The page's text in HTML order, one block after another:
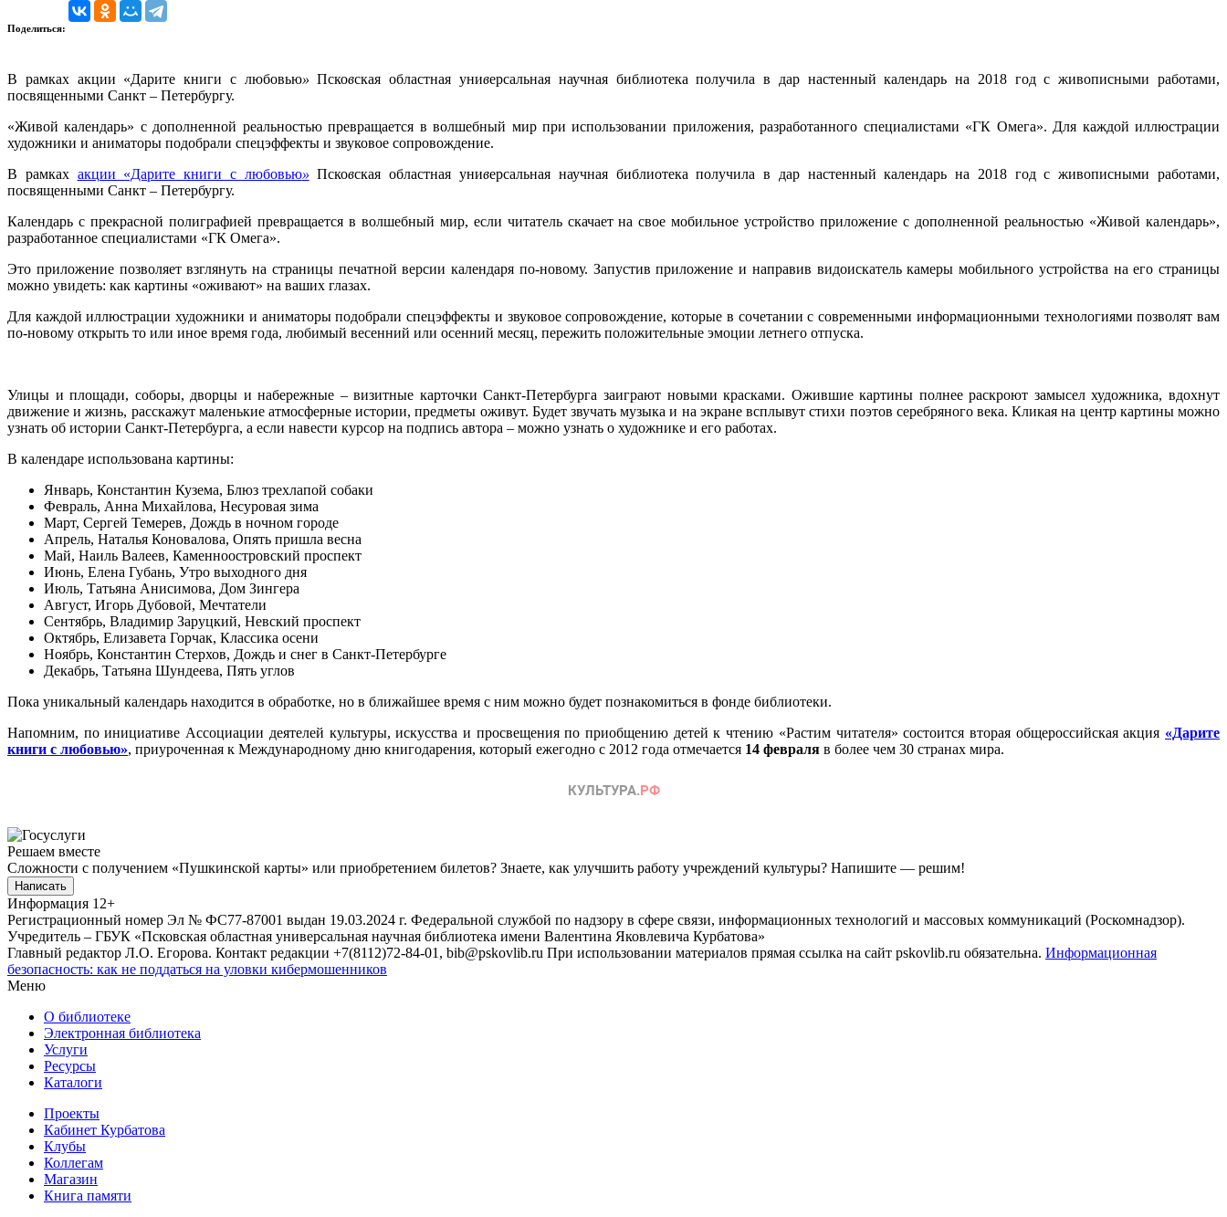
Поделиться:
В рамках акции «Дарите книги с любовью» Псковская областная универсальная научная библиотека получила в дар настенный календарь на 2018 год с живописными работами,
посвященными Санкт – Петербургу.
«Живой календарь» с дополненной реальностью превращается в волшебный мир при использовании приложения, разработанного специалистами «ГК Омега». Для каждой иллюстрации
художники и аниматоры подобрали спецэффекты и звуковое сопровождение.
В рамках акции «Дарите книги с любовью» Псковская областная универсальная научная библиотека получила в дар настенный календарь на 2018 год с живописными работами,
посвященными Санкт – Петербургу.
Календарь с прекрасной полиграфией превращается в волшебный мир, если читатель скачает на свое мобильное устройство приложение с дополненной реальностью «Живой календарь»,
разработанное специалистами «ГК Омега».
Это приложение позволяет взглянуть на страницы печатной версии календаря по-новому. Запустив приложение и направив видоискатель камеры мобильного устройства на его страницы
можно увидеть: как картины «оживают» на ваших глазах.
Для каждой иллюстрации художники и аниматоры подобрали спецэффекты и звуковое сопровождение, которые в сочетании с современными информационными технологиями позволят вам
по-новому открыть то или иное время года, любимый весенний или осенний месяц, пережить положительные эмоции летнего отпуска.
Улицы и площади, соборы, дворцы и набережные – визитные карточки Санкт-Петербурга заиграют новыми красками. Ожившие картины полнее раскроют замысел художника, вдохнут
движение и жизнь, расскажут маленькие атмосферные истории, предметы оживут. Будет звучать музыка и на экране всплывут стихи поэтов серебряного века. Кликая на центр картины можно
узнать об истории Санкт-Петербурга, а если навести курсор на подпись автора – можно узнать о художнике и его работах.
В календаре использована картины:
Январь, Константин Кузема, Блюз трехлапой собаки
Февраль, Анна Михайлова, Несуровая зима
Март, Сергей Темерев, Дождь в ночном городе
Апрель, Наталья Коновалова, Опять пришла весна
Май, Наиль Валеев, Каменноостровский проспект
Июнь, Елена Губань, Утро выходного дня
Июль, Татьяна Анисимова, Дом Зингера
Август, Игорь Дубовой, Мечтатели
Сентябрь, Владимир Заруцкий, Невский проспект
Октябрь, Елизавета Горчак, Классика осени
Ноябрь, Константин Стерхов, Дождь и снег в Санкт-Петербурге
Декабрь, Татьяна Шундеева, Пять углов
Пока уникальный календарь находится в обработке, но в ближайшее время с ним можно будет познакомиться в фонде библиотеки.
Напомним, по инициативе Ассоциации деятелей культуры, искусства и просвещения по приобщению детей к чтению «Растим читателя» состоится вторая общероссийская акция «Дарите
книги с любовью», приуроченная к Международному дню книгодарения, который ежегодно с 2012 года отмечается 14 февраля в более чем 30 странах мира.
Решаем вместе
Сложности с получением «Пушкинской карты» или приобретением билетов? Знаете, как улучшить работу учреждений культуры? Напишите — решим!
Написать
Информация 12+
Регистрационный номер Эл № ФС77-87001 выдан 19.03.2024 г. Федеральной службой по надзору в сфере связи, информационных технологий и массовых коммуникаций (Роскомнадзор).
Учредитель – ГБУК «Псковская областная универсальная научная библиотека имени Валентина Яковлевича Курбатова»
Главный редактор Л.О. Егорова. Контакт редакции +7(8112)72-84-01, bib@pskovlib.ru При использовании материалов прямая ссылка на сайт pskovlib.ru обязательна. Информационная
безопасность: как не поддаться на уловки кибермошенников
Меню
О библиотеке
Электронная библиотека
Услуги
Ресурсы
Каталоги
Проекты
Кабинет Курбатова
Клубы
Коллегам
Магазин
Книга памяти